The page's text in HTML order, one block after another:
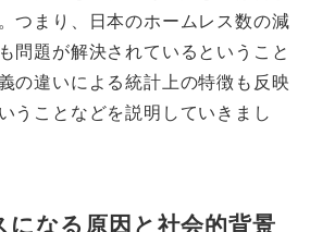
つまり、日本のホームレス数の減
問題が解決されているということ
の違いによる統計上の特徴も反映
うことなどを説明していきまし
になる原因と社会的背景